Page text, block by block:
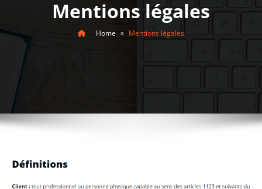
Mentions légales
Home » Mentions légales